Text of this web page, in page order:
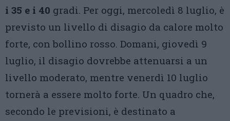
i 35 e i 40 gradi. Per oggi, mercoledì 8 luglio, è
previsto un livello di disagio da calore molto
forte, con bollino rosso. Domani, giovedì 9
luglio, il disagio dovrebbe attenuarsi a un
livello moderato, mentre venerdì 10 luglio
tornerà a essere molto forte. Un quadro che,
secondo le previsioni, è destinato a